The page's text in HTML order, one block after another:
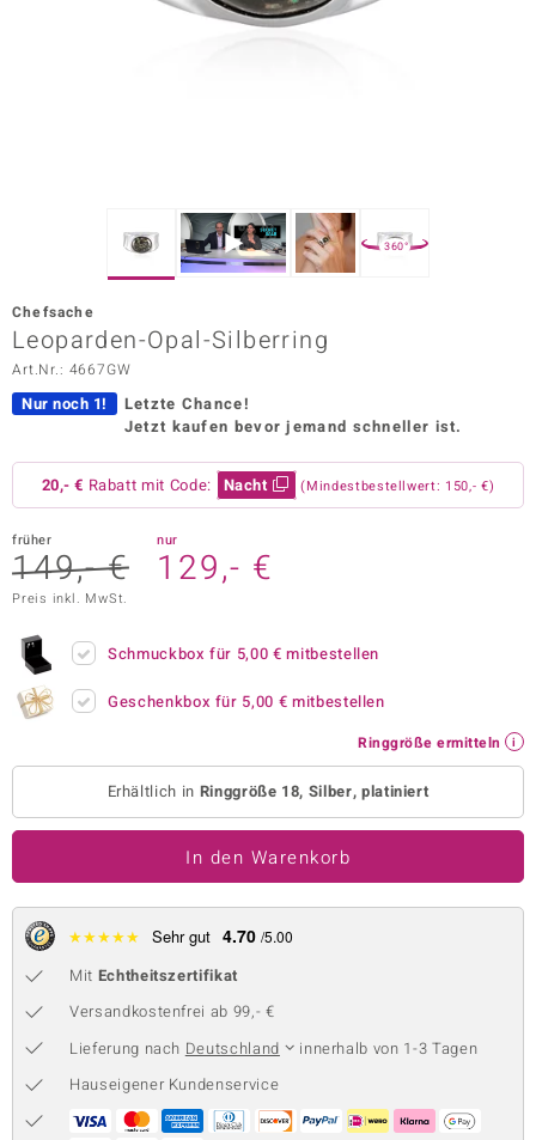
Vogue
Paraíso
Collection
BY DE MELO
Collection
360°
Chefsache
Leoparden-Opal-Silberring
Art.Nr.: 4667GW
Nur noch 1!
Letzte Chance!
Jetzt kaufen bevor jemand schneller ist.
20,- € Rabatt mit Code: Nacht (Mindestbestellwert: 150,- €)
früher
149,- €
nur
129,- €
Preis inkl. MwSt.
Schmuckbox für 5,00 € mitbestellen
Geschenkbox für 5,00 € mitbestellen
Ringgröße ermitteln
Erhältlich in Ringgröße 18, Silber, platiniert
In den Warenkorb
★★★★★ Sehr gut 4.70 /5.00
Mit Echtheitszertifikat
Versandkostenfrei ab 99,- €
Lieferung nach Deutschland
innerhalb von 1-3 Tagen
Hauseigener Kundenservice